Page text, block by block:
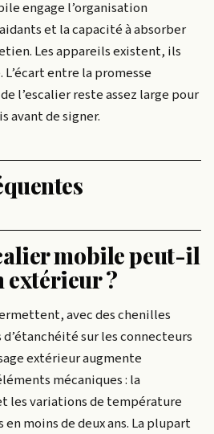
engage l’organisation
et la capacité à absorber
Les appareils existent, ils
entre la promesse
l’escalier reste assez large pour
avant de signer.
mobile peut-il
extérieur ?
avec des chenilles
sur les connecteurs
extérieur augmente
mécaniques : la
les variations de température
moins de deux ans. La plupart